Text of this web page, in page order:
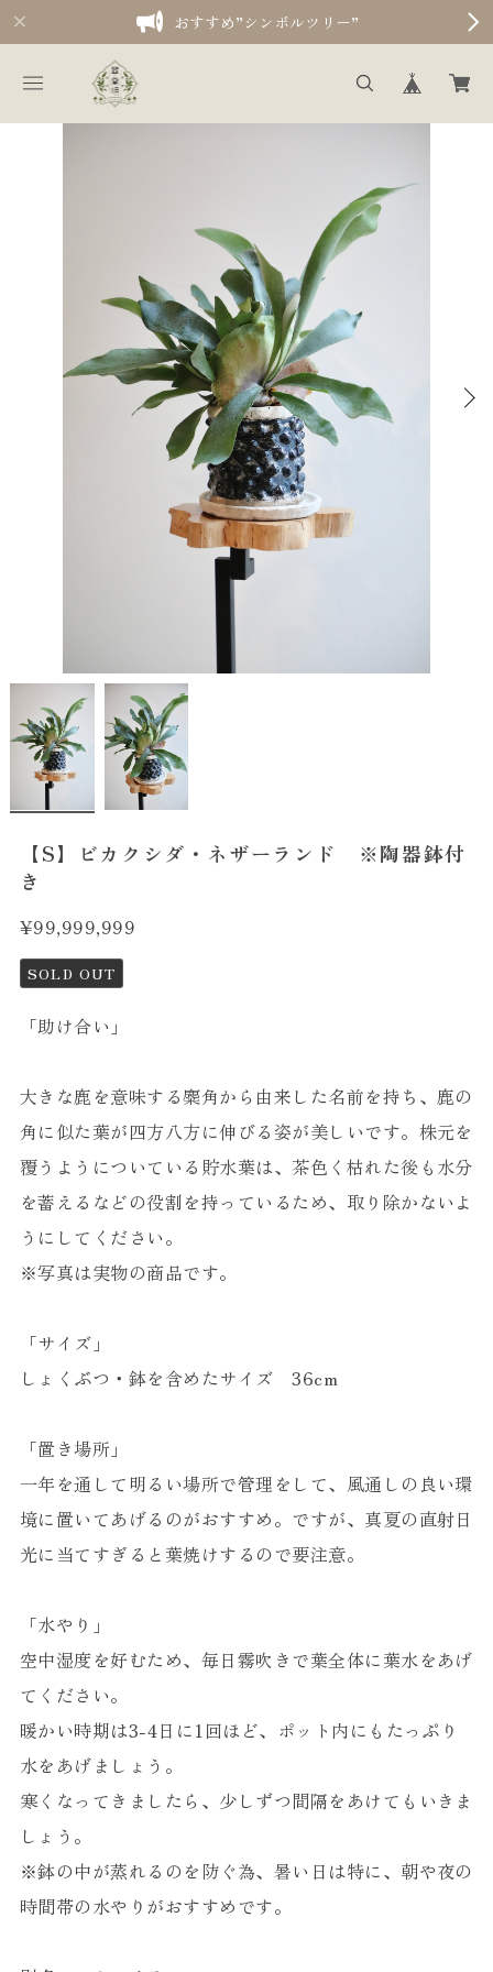
おすすめ”シンボルツリー”
【S】ビカクシダ・ネザーランド ※陶器鉢付
き
¥99,999,999
SOLD OUT
「助け合い」
大きな鹿を意味する麋角から由来した名前を持ち、鹿の
角に似た葉が四方八方に伸びる姿が美しいです。株元を
覆うようについている貯水葉は、茶色く枯れた後も水分
を蓄えるなどの役割を持っているため、取り除かないよ
うにしてください。
※写真は実物の商品です。
「サイズ」
しょくぶつ・鉢を含めたサイズ 36cm
「置き場所」
一年を通して明るい場所で管理をして、風通しの良い環
境に置いてあげるのがおすすめ。ですが、真夏の直射日
光に当てすぎると葉焼けするので要注意。
「水やり」
空中湿度を好むため、毎日霧吹きで葉全体に葉水をあげ
てください。
暖かい時期は3-4日に1回ほど、ポット内にもたっぷり
水をあげましょう。
寒くなってきましたら、少しずつ間隔をあけてもいきま
しょう。
※鉢の中が蒸れるのを防ぐ為、暑い日は特に、朝や夜の
時間帯の水やりがおすすめです。